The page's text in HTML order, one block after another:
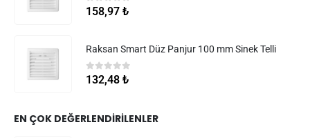
0 5 üzerinden
158,97 ₺
Raksan Smart Düz Panjur 100 mm Sinek Telli
05 üzerinden
132,48 ₺
EN ÇOK DEĞERLENDIRILENLER